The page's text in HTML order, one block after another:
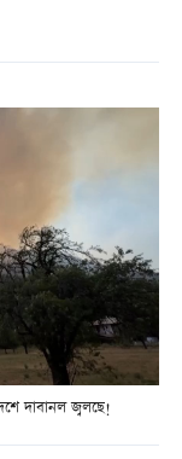
দাবানল জ্বলছে!